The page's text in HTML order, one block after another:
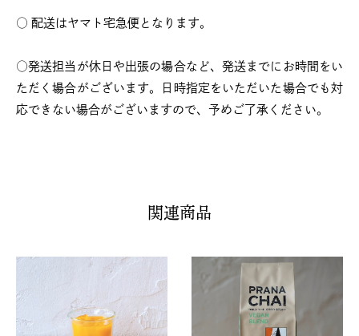
○ 配送はヤマト宅急便となります。
○発送担当が休日や出張の場合など、発送までにお時間をい
ただく場合がございます。日時指定をいただいた場合でも対
応できない場合がございますので、予めご了承ください。
関連商品